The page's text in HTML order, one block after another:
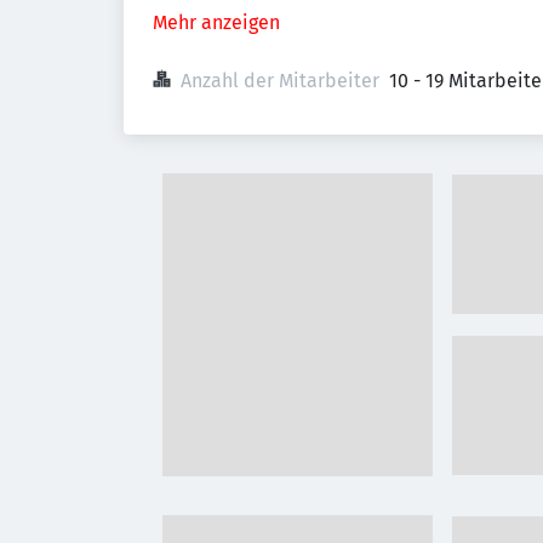
Mehr anzeigen
Anzahl der Mitarbeiter 10 - 19